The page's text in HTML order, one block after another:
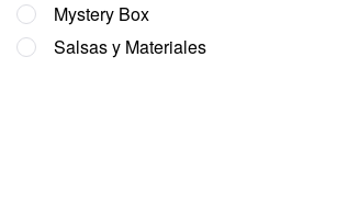
Mystery Box
Salsas y Materiales